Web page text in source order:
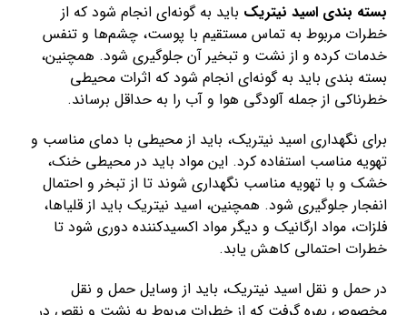
بسته بندی اسید نیتریک باید به گونه‌ای انجام شود که از
خطرات مربوط به تماس مستقیم با پوست، چشم‌ها و تنفس
خدمات کرده و از نشت و تبخیر آن جلوگیری شود. همچنین،
بسته بندی باید به گونه‌ای انجام شود که اثرات محیطی
خطرناکی از جمله آلودگی هوا و آب را به حداقل برساند.
برای نگهداری اسید نیتریک، باید از محیطی با دمای مناسب و
تهویه مناسب استفاده کرد. این مواد باید در محیطی خنک،
خشک و با تهویه مناسب نگهداری شوند تا از تبخر و احتمال
انفجار جلوگیری شود. همچنین، اسید نیتریک باید از قلیاها،
فلزات، مواد ارگانیک و دیگر مواد اکسید‌کننده دوری شود تا
خطرات احتمالی کاهش یابد.
در حمل و نقل اسید نیتریک، باید از وسایل حمل و نقل